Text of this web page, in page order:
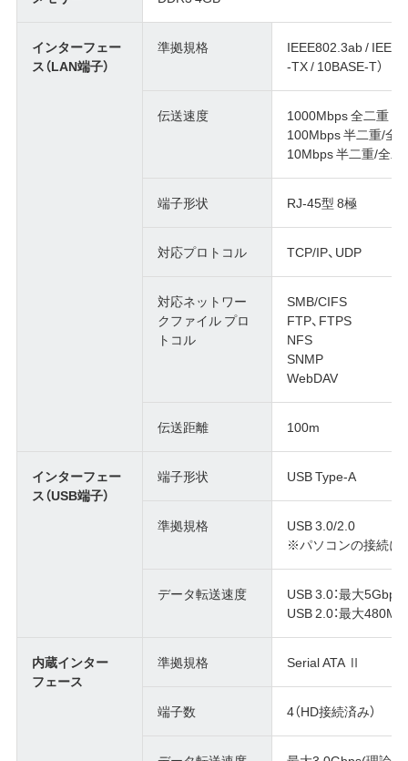
インターフェー
ス（LAN端子）
準拠規格
IEEE802.3ab /
-TX / 10BASE-T）
伝送速度
1000Mbps 全二重
100Mbps 半二重/全
10Mbps 半二重/全二
端子形状 RJ-45型 8極
対応プロトコル TCP/IP、UDP
対応ネットワー
クファイル プロ
トコル
SMB/CIFS
FTP、FTPS
NFS
SNMP
WebDAV
伝送距離 100m
インターフェー
ス（USB端子）
端子形状 USB Type-A
準拠規格
USB 3.0/2.0
※パソコンの接続に
データ転送速度
USB 3.0：最大
USB 2.0：最大
内蔵インター
フェース
準拠規格 Serial ATA Ⅱ
端子数 4（HD接続済み）